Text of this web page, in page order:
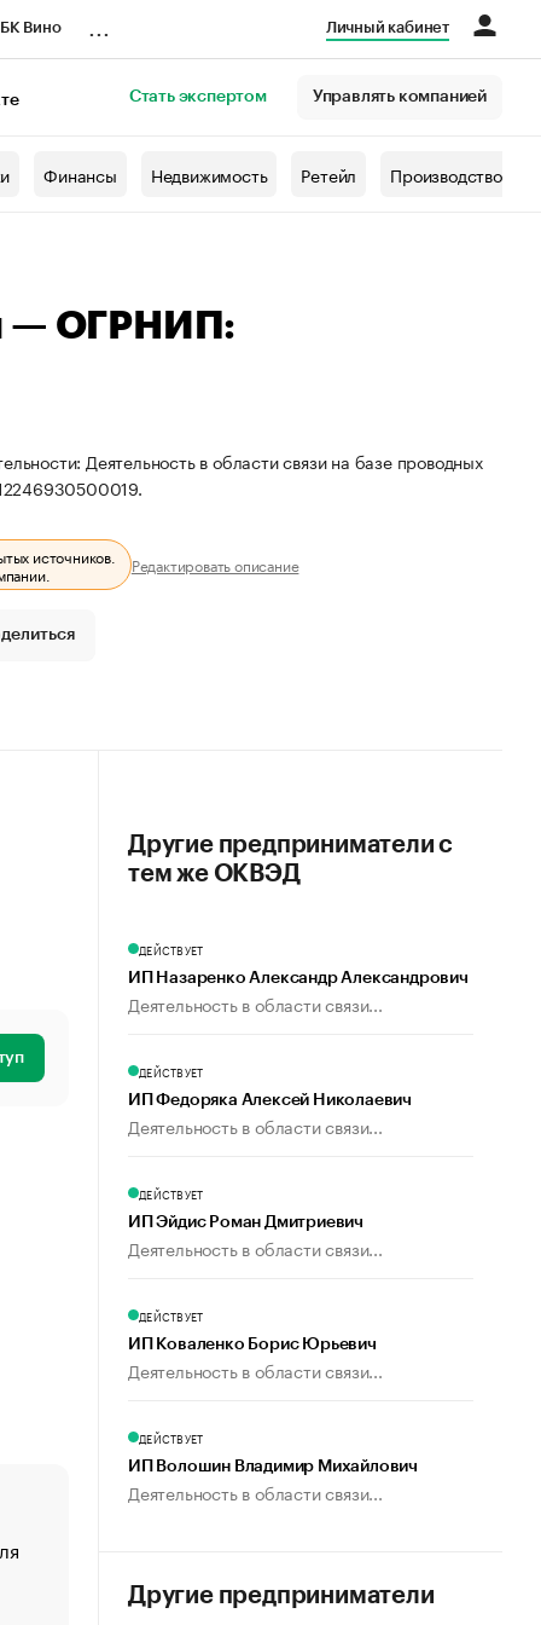
Вино Личный кабинет
Стать экспертом Управлять компанией
Финансы Недвижимость Ретейл Производство
— ОГРНИП:
Деятельность в области связи на базе проводных
источников.
Редактировать описание
«Деньги будут не нужны»: что рассказал Маск в
Другие предприниматели с
тем же ОКВЭД
ДЕЙСТВУЕТ
ИП Назаренко Александр Александрович
Деятельность в области связи...
ДЕЙСТВУЕТ
ИП Федоряка Алексей Николаевич
Деятельность в области связи...
ДЕЙСТВУЕТ
ИП Эйдис Роман Дмитриевич
Деятельность в области связи...
ДЕЙСТВУЕТ
ИП Коваленко Борис Юрьевич
Деятельность в области связи...
ДЕЙСТВУЕТ
ИП Волошин Владимир Михайлович
Деятельность в области связи...
Другие предприниматели